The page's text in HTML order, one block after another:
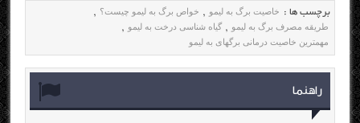
برچسب ها : خاصیت برگ به لیمو , خواص برگ به لیمو چیست؟ ,
طریقه مصرف برگ به لیمو , گیاه شناسی درخت به لیمو ,
مهمترین خاصیت درمانی برگهای به لیمو
راهنما